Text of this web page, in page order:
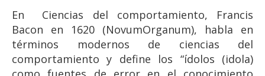
En Ciencias del comportamiento, Francis
Bacon en 1620 (NovumOrganum), habla en
términos modernos de ciencias del
comportamiento y define los “ídolos (idola)